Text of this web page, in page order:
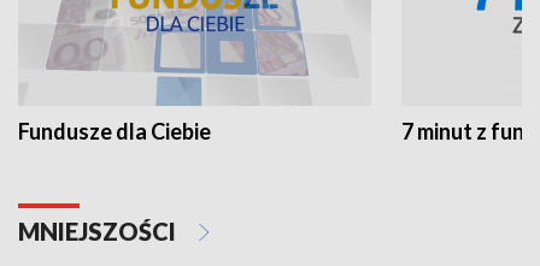
Fundusze dla Ciebie 7 minut z
MNIEJSZOŚCI